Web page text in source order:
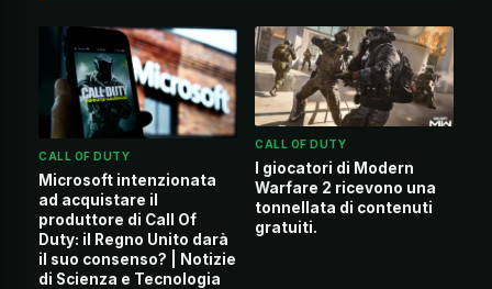
CALL OF DUTY
Microsoft intenzionata
ad acquistare il
produttore di Call Of
Duty: il Regno Unito darà
il suo consenso? | Notizie
di Scienza e Tecnologia
CALL OF DUTY
I giocatori di Modern
Warfare 2 ricevono una
tonnellata di contenuti
gratuiti.